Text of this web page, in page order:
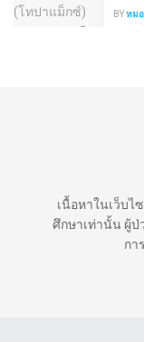
BYหมอ
เนื้อหาในเว็บ
ศึกษาเท่านั้น ผู้
กา